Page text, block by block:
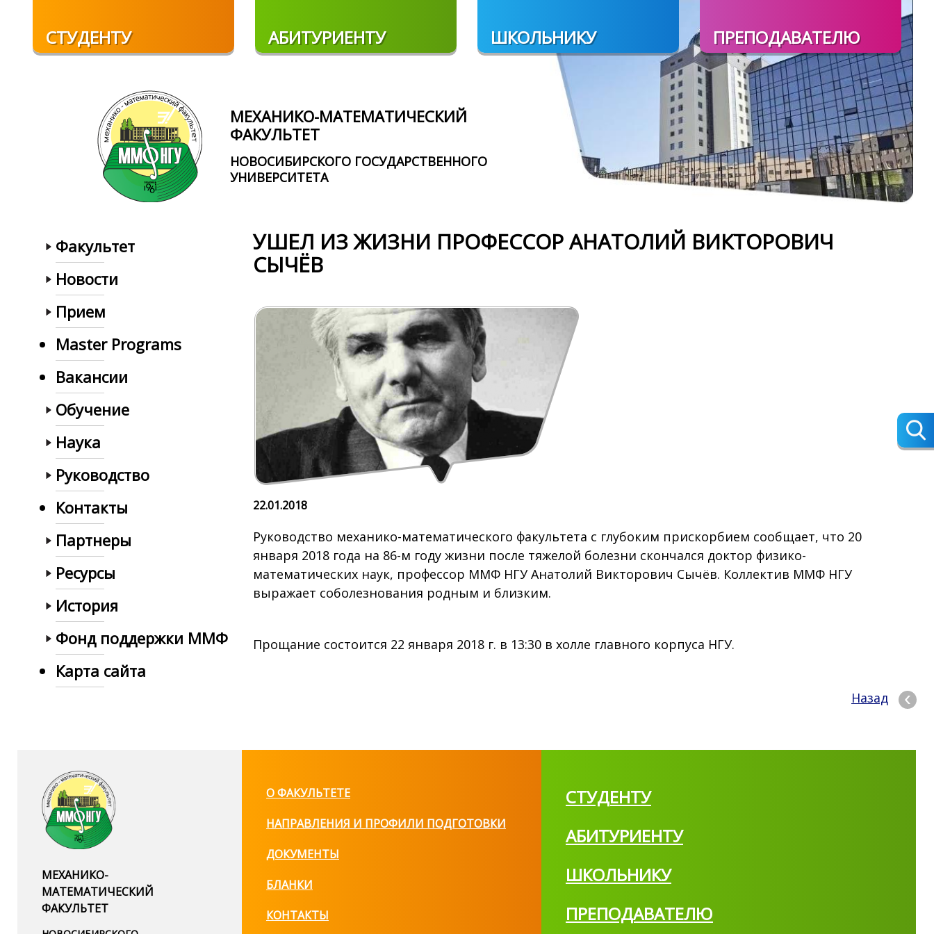
СТУДЕНТУ АБИТУРИЕНТУ ШКОЛЬНИКУ ПРЕПОДАВАТЕЛЮ
МЕХАНИКО-МАТЕМАТИЧЕСКИЙ
ФАКУЛЬТЕТ
НОВОСИБИРСКОГО ГОСУДАРСТВЕННОГО
УНИВЕРСИТЕТА
Факультет
Новости
Прием
Master Programs
Вакансии
Обучение
Наука
Руководство
Контакты
Партнеры
Ресурсы
История
Фонд поддержки ММФ
Карта сайта
УШЕЛ ИЗ ЖИЗНИ ПРОФЕССОР АНАТОЛИЙ ВИКТОРОВИЧ
СЫЧЁВ
22.01.2018
Руководство механико-математического факультета с глубоким прискорбием сообщает, что 20
января 2018 года на 86-м году жизни после тяжелой болезни скончался доктор физико-
математических наук, профессор ММФ НГУ Анатолий Викторович Сычёв. Коллектив ММФ НГУ
выражает соболезнования родным и близким.
Прощание состоится 22 января 2018 г. в 13:30 в холле главного корпуса НГУ.
Назад
МЕХАНИКО-
МАТЕМАТИЧЕСКИЙ
ФАКУЛЬТЕТ
О ФАКУЛЬТЕТЕ
НАПРАВЛЕНИЯ И ПРОФИЛИ ПОДГОТОВКИ
ДОКУМЕНТЫ
БЛАНКИ
КОНТАКТЫ
СТУДЕНТУ
АБИТУРИЕНТУ
ШКОЛЬНИКУ
ПРЕПОДАВАТЕЛЮ